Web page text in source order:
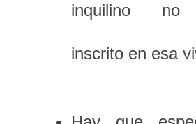
inquilino no
inscrito en esa